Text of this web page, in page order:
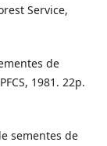
Service,
de
1981. 22p.
sementes de